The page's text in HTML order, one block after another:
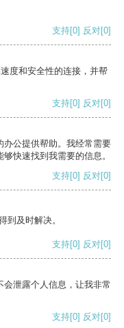
支持[0] 反对[0]
度和安全性的连接，并帮
支持[0] 反对[0]
办公提供帮助。我经常需要
快速找到我需要的信息。
支持[0] 反对[0]
到及时解决。
支持[0] 反对[0]
泄露个人信息，让我非常
支持[0] 反对[0]